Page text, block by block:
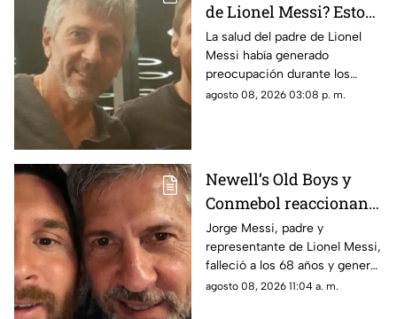
de Lionel Messi? Esto
se sabe sobre su
fallecimiento
La salud del padre de Lionel
Messi había generado
preocupación durante los
últimos meses, especialmente
agosto 08, 2026 03:08 p. m.
Newell’s Old Boys y
Conmebol reaccionan
ante la muerte de Jorge
Messi, padre de Lionel
Jorge Messi, padre y
representante de Lionel Messi,
falleció a los 68 años y generó
reacciones de organismos y
agosto 08, 2026 11:04 a. m.